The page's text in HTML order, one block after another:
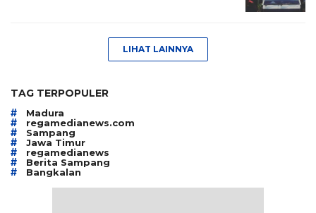
LIHAT LAINNYA
TAG TERPOPULER
# Madura
# regamedianews.com
# Sampang
# Jawa Timur
# regamedianews
# Berita Sampang
# Bangkalan